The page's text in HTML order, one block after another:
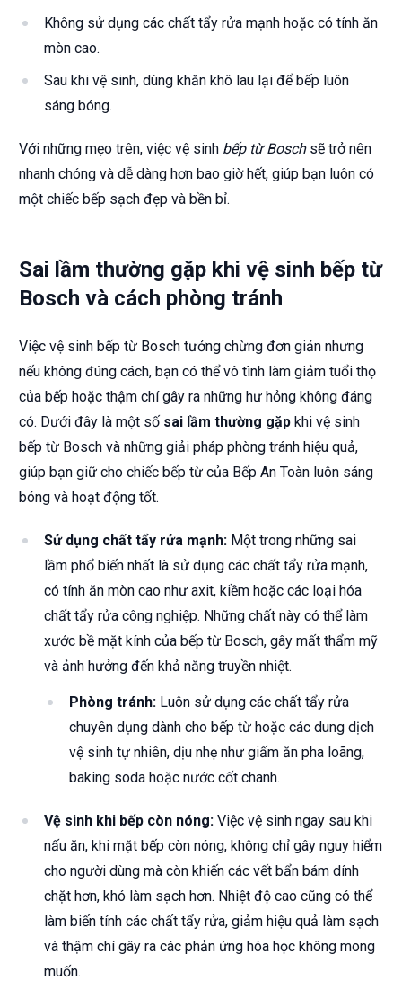
Không sử dụng các chất tẩy rửa mạnh hoặc có tính ăn
mòn cao.
Sau khi vệ sinh, dùng khăn khô lau lại để bếp luôn
sáng bóng.
Với những mẹo trên, việc vệ sinh bếp từ Boschsẽ trở nên
nhanh chóng và dễ dàng hơn bao giờ hết, giúp bạn luôn có
một chiếc bếp sạch đẹp và bền bỉ.
Sai lầm thường gặp khi vệ sinh bếp từ
Bosch và cách phòng tránh
Việc vệ sinh bếp từ Bosch tưởng chừng đơn giản nhưng
nếu không đúng cách, bạn có thể vô tình làm giảm tuổi thọ
của bếp hoặc thậm chí gây ra những hư hỏng không đáng
có. Dưới đây là một số sai lầm thường gặp khi vệ sinh
bếp từ Bosch và những giải pháp phòng tránh hiệu quả,
giúp bạn giữ cho chiếc bếp từ của Bếp An Toàn luôn sáng
bóng và hoạt động tốt.
Sử dụng chất tẩy rửa mạnh: Một trong những sai
lầm phổ biến nhất là sử dụng các chất tẩy rửa mạnh,
có tính ăn mòn cao như axit, kiềm hoặc các loại hóa
chất tẩy rửa công nghiệp. Những chất này có thể làm
xước bề mặt kính của bếp từ Bosch, gây mất thẩm mỹ
và ảnh hưởng đến khả năng truyền nhiệt.
Phòng tránh: Luôn sử dụng các chất tẩy rửa
chuyên dụng dành cho bếp từ hoặc các dung dịch
vệ sinh tự nhiên, dịu nhẹ như giấm ăn pha loãng,
baking soda hoặc nước cốt chanh.
Vệ sinh khi bếp còn nóng: Việc vệ sinh ngay sau khi
nấu ăn, khi mặt bếp còn nóng, không chỉ gây nguy hiểm
cho người dùng mà còn khiến các vết bẩn bám dính
chặt hơn, khó làm sạch hơn. Nhiệt độ cao cũng có thể
làm biến tính các chất tẩy rửa, giảm hiệu quả làm sạch
và thậm chí gây ra các phản ứng hóa học không mong
muốn.